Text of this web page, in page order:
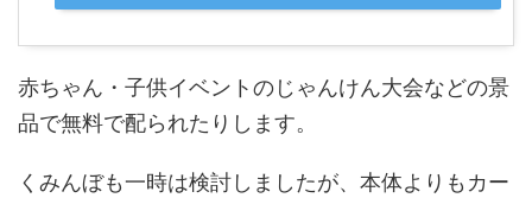
赤ちゃん・子供イベントのじゃんけん大会などの景
品で無料で配られたりします。
くみんぼも一時は検討しましたが、本体よりもカー